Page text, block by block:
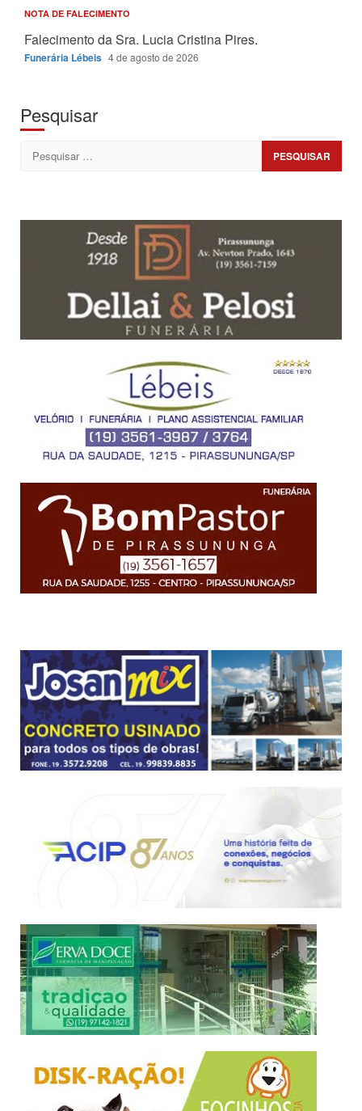
NOTA DE FALECIMENTO
Falecimento da Sra. Lucia Cristina Pires.
Funerária Lébeis 4 de agosto de 2026
Pesquisar
Pesquisar